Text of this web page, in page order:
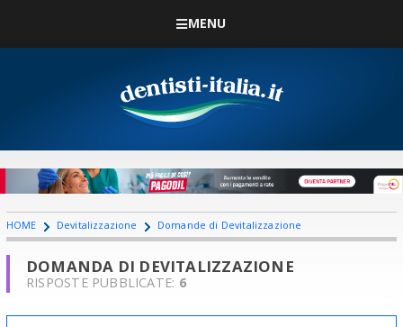
MENU
HOME Devitalizzazione Domande di Devitalizzazione
DOMANDA DI DEVITALIZZAZIONE
RISPOSTE PUBBLICATE: 6